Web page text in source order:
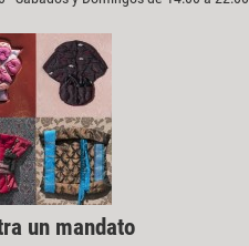
un mandato